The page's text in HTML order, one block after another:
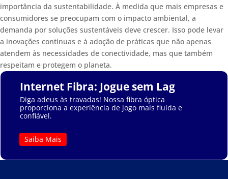
importância da sustentabilidade. À medida que mais empresas e
consumidores se preocupam com o impacto ambiental, a
demanda por soluções sustentáveis deve crescer. Isso pode levar
a inovações contínuas e à adoção de práticas que não apenas
atendem às necessidades de conectividade, mas que também
respeitam e protegem o planeta.
Internet Fibra: Jogue sem Lag
Diga adeus às travadas! Nossa fibra óptica
proporciona a experiência de jogo mais fluída e
confiável.
Saiba Mais